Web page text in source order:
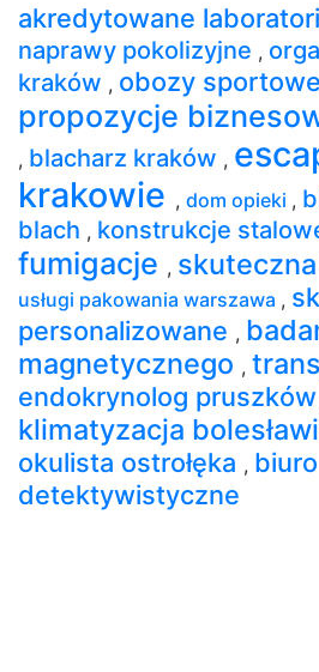
akredytowane
naprawy pokolizyjne ,
kraków , obozy
propozycje
, blacharz kraków ,
krakowie , dom opieki ,
blach , konstrukcje
fumigacje ,
usługi pakowania warszawa ,
personalizowane ,
magnetycznego ,
endokrynolog pruszków
klimatyzacja
okulista ostrołęka , biuro
detektywistyczne